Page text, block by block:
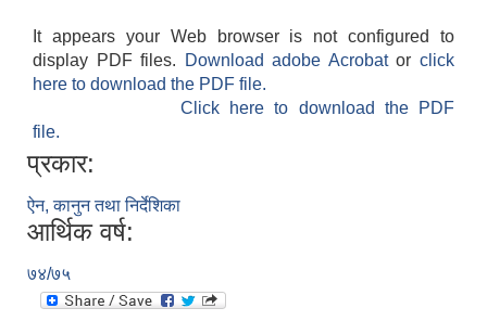
It appears your Web browser is not configured to
display PDF files.
Download adobe Acrobatorclick
here to download the PDF file.
Click here to download the PDF
file.
प्रकार:
ऐन, कानुन तथा निर्देशिका
आर्थिक वर्ष:
७४/७५